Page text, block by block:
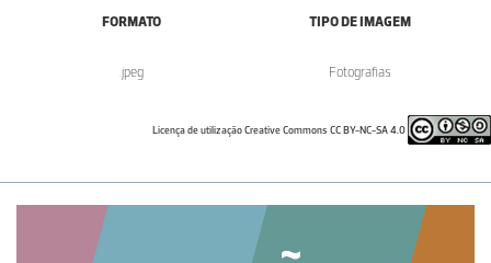
FORMATO
.jpeg
TIPO DE IMAGEM
Fotografias
Licença de utilização Creative Commons CC BY-NC-SA 4.0